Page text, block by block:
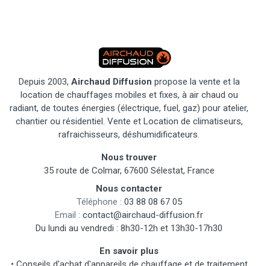
Depuis 2003, Airchaud Diffusion propose la vente et la
location de chauffages mobiles et fixes, à air chaud ou
radiant, de toutes énergies (électrique, fuel, gaz) pour atelier,
chantier ou résidentiel. Vente et Location de climatiseurs,
rafraichisseurs, déshumidificateurs.
Nous trouver
35 route de Colmar, 67600 Sélestat, France
Nous contacter
Téléphone : 03 88 08 67 05
Email : contact@airchaud-diffusion.fr
Du lundi au vendredi : 8h30-12h et 13h30-17h30
En savoir plus